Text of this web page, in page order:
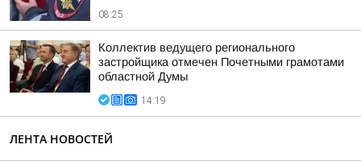
08:25
Коллектив ведущего регионального
застройщика отмечен Почетными грамотами
областной Думы
14:19
ЛЕНТА НОВОСТЕЙ